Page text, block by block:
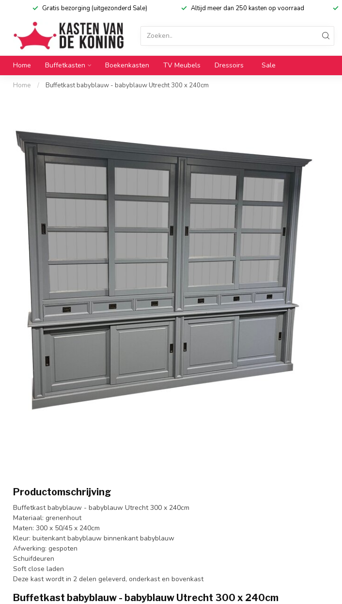
Gratis bezorging (uitgezonderd Sale) Altijd meer dan 250 kasten op voorraad
Home Buffetkasten Boekenkasten TV Meubels Dressoirs Sale
Home / Buffetkast babyblauw - babyblauw Utrecht 300 x 240cm
Productomschrijving
Buffetkast babyblauw - babyblauw Utrecht 300 x 240cm
Materiaal: grenenhout
Maten: 300 x 50/45 x 240cm
Kleur: buitenkant babyblauw binnenkant babyblauw
Afwerking: gespoten
Schuifdeuren
Soft close laden
Deze kast wordt in 2 delen geleverd, onderkast en bovenkast
Buffetkast babyblauw - babyblauw Utrecht 300 x 240cm